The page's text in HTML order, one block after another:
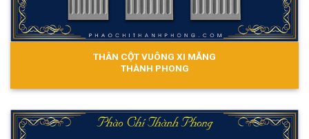
THÂN CỘT VUÔNG XI MĂNG
THÀNH PHONG